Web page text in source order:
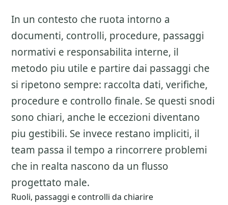
In un contesto che ruota intorno a
documenti, controlli, procedure, passaggi
normativi e responsabilita interne, il
metodo piu utile e partire dai passaggi che
si ripetono sempre: raccolta dati, verifiche,
procedure e controllo finale. Se questi snodi
sono chiari, anche le eccezioni diventano
piu gestibili. Se invece restano impliciti, il
team passa il tempo a rincorrere problemi
che in realta nascono da un flusso
progettato male.
Ruoli, passaggi e controlli da chiarire